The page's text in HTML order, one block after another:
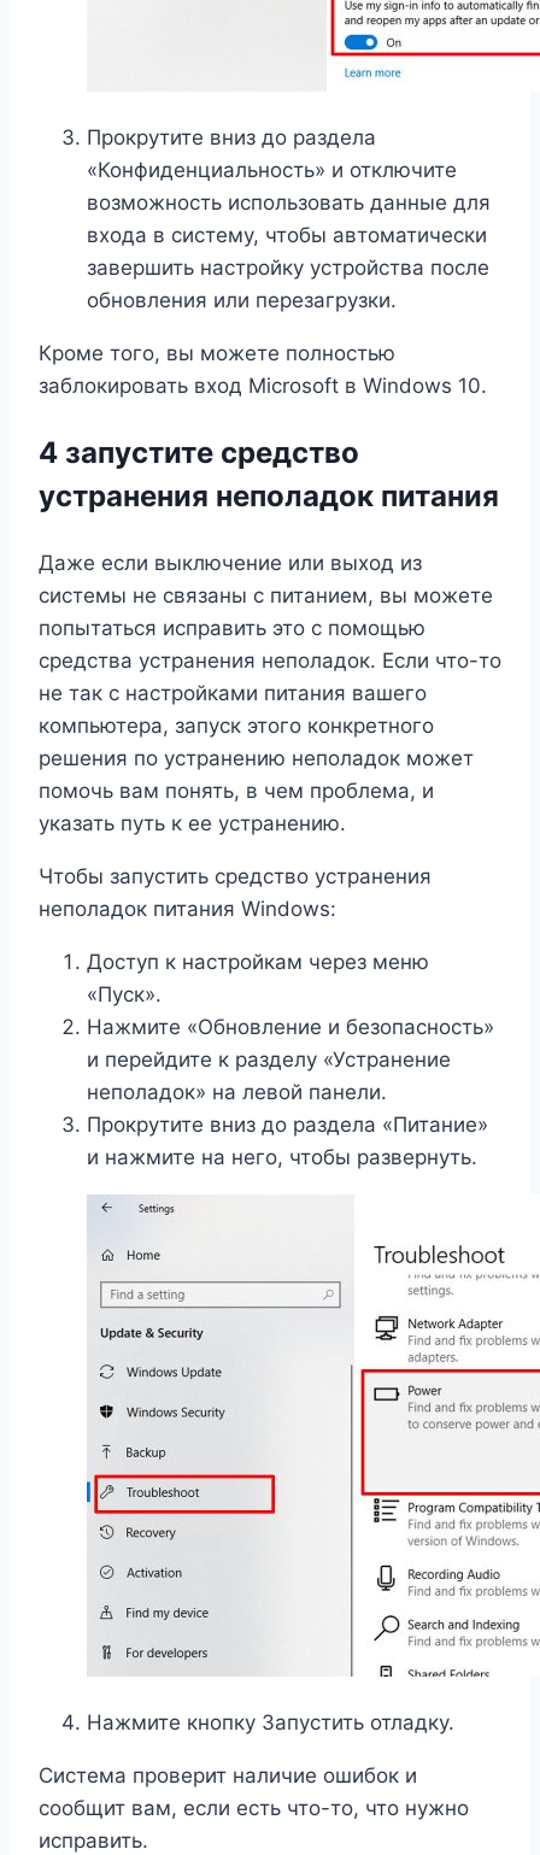
Прокрутите вниз до раздела
«Конфиденциальность» и отключите
возможность использовать данные для
входа в систему, чтобы автоматически
завершить настройку устройства после
обновления или перезагрузки.
Кроме того, вы можете полностью
заблокировать вход Microsoft в Windows 10.
4 запустите средство
устранения неполадок питания
Даже если выключение или выход из
системы не связаны с питанием, вы можете
попытаться исправить это с помощью
средства устранения неполадок. Если что-то
не так с настройками питания вашего
компьютера, запуск этого конкретного
решения по устранению неполадок может
помочь вам понять, в чем проблема, и
указать путь к ее устранению.
Чтобы запустить средство устранения
неполадок питания Windows:
Доступ к настройкам через меню
«Пуск».
Нажмите «Обновление и безопасность»
и перейдите к разделу «Устранение
неполадок» на левой панели.
Прокрутите вниз до раздела «Питание»
и нажмите на него, чтобы развернуть.
Нажмите кнопку Запустить отладку.
Система проверит наличие ошибок и
сообщит вам, если есть что-то, что нужно
исправить.